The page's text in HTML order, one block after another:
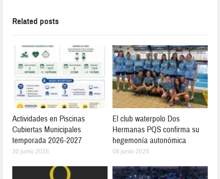
Related posts
Actividades en Piscinas
Cubiertas Municipales
temporada 2026-2027
30 junio 2026
El club waterpolo Dos
Hermanas PQS confirma su
hegemonía autonómica
08 junio 2026